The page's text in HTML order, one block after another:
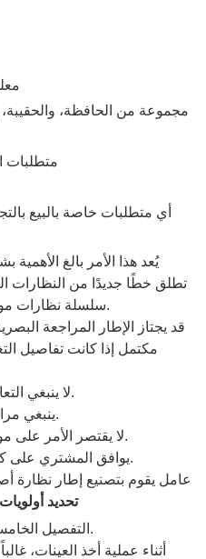
مجموعة من الحافظة،
متطلبات
أي متطلبات خاصة بالبيع
يُعد هذا الأمر بالغ
تطلق خطًا جديدًا من النظارات
سلسلة نظارات موسمية تحمل علامة تجارية خاصة.
قد يجتاز الإطار المراجعة
مكتمل إذا كانت تفاصيل
لا ينبغي التعامل مع التغليف كأمر ثانوي لاحق.
ينبغي مراجعته مع حزمة العينات المعتمدة.
لا يقتصر الأمر على موافقة المشتري على الإطار فقط.
يوافق المشتري على كيفية وصول الإطار إلى يد العميل.
5. تحديد
التفصيل الخامس هو التركيز على مراقبة الجودة.
أثناء عملية أخذ العينات،